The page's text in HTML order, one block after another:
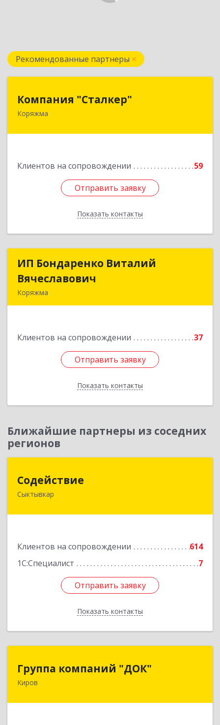
Рекомендованные партнеры
Компания "Сталкер"
Коряжма
Клиентов на сопровождении 59
Отправить заявку
Показать контакты
Отправить заявку
Назад
ИП Бондаренко Виталий
Вячеславович
Коряжма
Клиентов на сопровождении 37
Отправить заявку
Показать контакты
ИП Бондаренко Виталий
Подробнее
Отправить заявку
Назад
Ближайшие партнеры из соседних
регионов
Содействие
Сыктывкар
Клиентов на сопровождении
614
1С:Специалист
7
Отправить заявку
Показать контакты
167004, Коми Респ, Сыктывкар г, Первомайская
Отправить заявку
Назад
Группа компаний "ДОК"
Киров
Группа компаний "ДОК"
610017, Кировская обл, Киров г, Горького ул,